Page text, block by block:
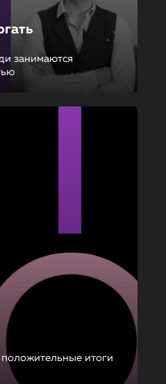
занимаются
итоги